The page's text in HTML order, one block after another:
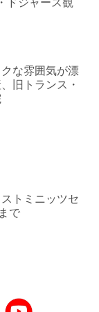
ドジャース観
な雰囲気が漂
旧トランス・
トミニッツセ
で